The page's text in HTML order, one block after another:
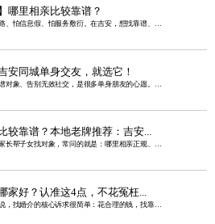
哪里相亲比较靠谱？
身找对象，最怕遇套路、怕信息假、怕服务敷衍。在吉安，想找靠谱、正规、本地口碑好的......
安同城单身交友，就选它！
较靠谱？本地老牌推荐：吉安...
在吉安，单身男女、家长帮子女找对象，常问的就是：哪里相亲正规、真实、不套路、成功......
家好？认准这4点，不花冤枉...
对于吉安单身人士来说，找婚介的核心诉求很简单：花合理的钱，找靠谱的人，高效脱单不......